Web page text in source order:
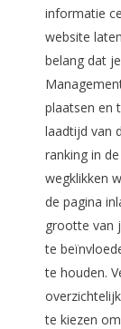
informatie
website
belang dat
plaatsen en
laadtijd van
ranking in
wegklikken
de pagina
grootte van
te
te houden.
te kiezen